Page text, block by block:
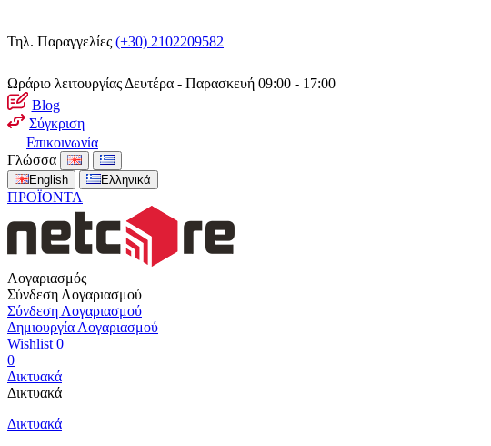
Τηλ. Παραγγελίες (+30) 2102209582
Ωράριο λειτουργίας Δευτέρα - Παρασκευή 09:00 - 17:00
Blog
Σύγκριση
Επικοινωνία
Γλώσσα
English Ελληνικά
ΠΡΟΪΟΝΤΑ
Λογαριασμός
Σύνδεση Λογαριασμού
Σύνδεση Λογαριασμού
Δημιουργία Λογαριασμού
Wishlist 0
0
Δικτυακά
Δικτυακά
Δικτυακά